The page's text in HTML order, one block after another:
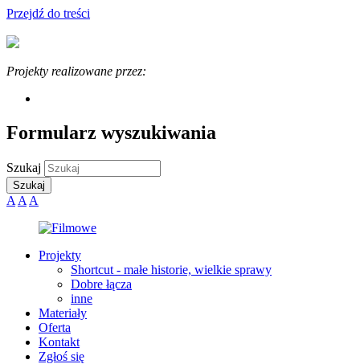
Przejdź do treści
Projekty realizowane przez:
Formularz wyszukiwania
Szukaj
A A A
Projekty
Shortcut - małe historie, wielkie sprawy
Dobre łącza
inne
Materiały
Oferta
Kontakt
Zgłoś się